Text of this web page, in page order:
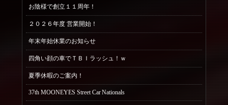
お陰様で創立１１周年！
２０２６年度 営業開始！
年末年始休業のお知らせ
四角い顔の車でＴＢＩラッシュ！ｗ
夏季休暇のご案内！
37th MOONEYES Street Car Nationals